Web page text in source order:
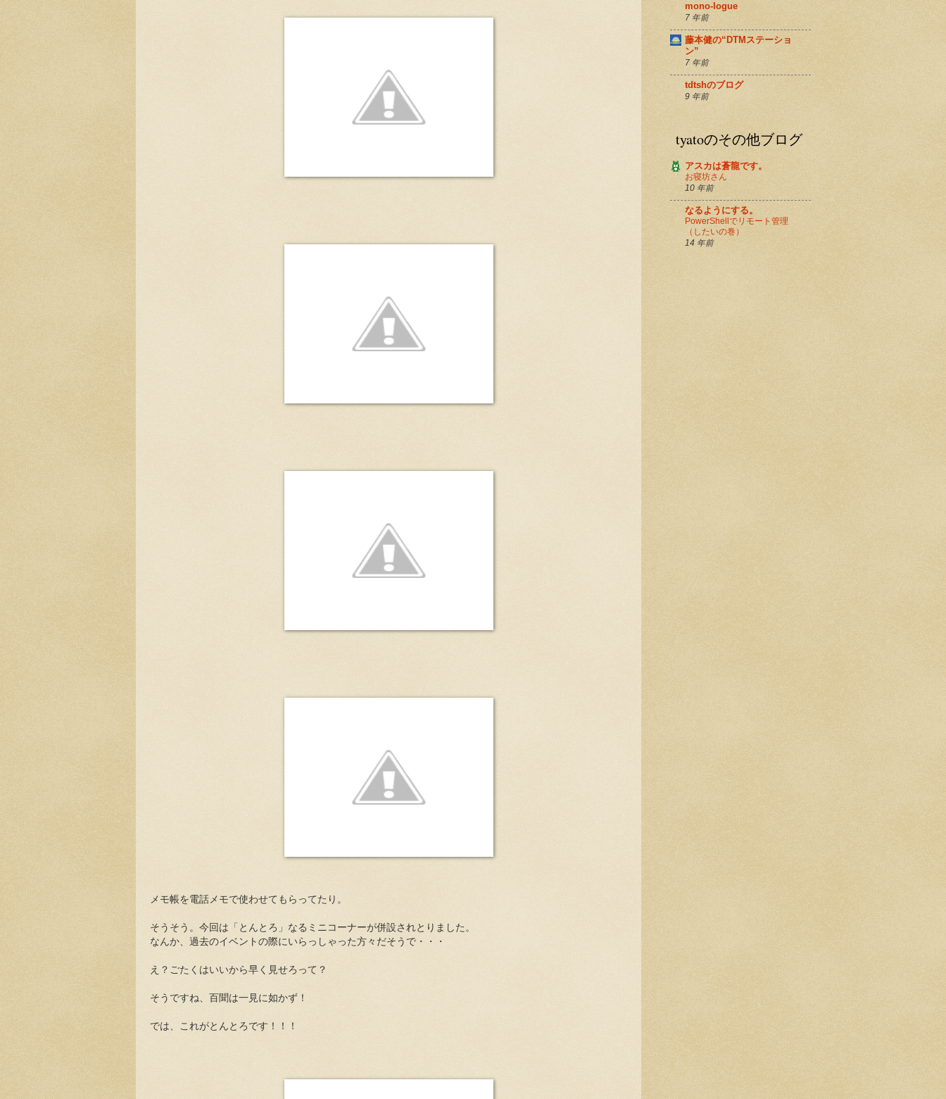
メモ帳を電話メモで使わせてもらってたり。
そうそう。今回は「とんとろ」なるミニコーナーが併設されとりました。
なんか、過去のイベントの際にいらっしゃった方々だそうで・・・
え？ごたくはいいから早く見せろって？
そうですね、百聞は一見に如かず！
では、これがとんとろです！！！
mono-logue
7 年前
藤本健の“DTMステーショ
ン”
7 年前
tdtshのブログ
9 年前
tyatoのその他ブログ
アスカは蒼龍です。
お寝坊さん
10 年前
なるようにする。
PowerShellでリモート管理
（したいの巻）
14 年前